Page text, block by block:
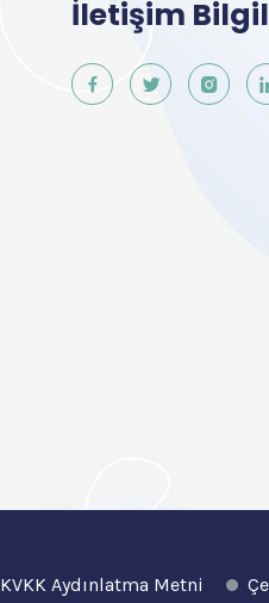
İletişim
KVKK Aydınlatma Metni